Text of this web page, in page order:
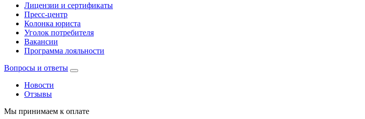
Лицензии и сертификаты
Пресс-центр
Колонка юриста
Уголок потребителя
Вакансии
Программа лояльности
Вопросы и ответы
Новости
Отзывы
Мы принимаем к оплате